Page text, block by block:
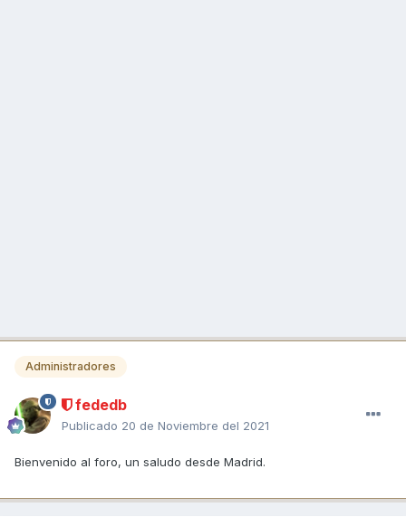
Administradores
fededb
Publicado 20 de Noviembre del 2021
Bienvenido al foro, un saludo desde Madrid.